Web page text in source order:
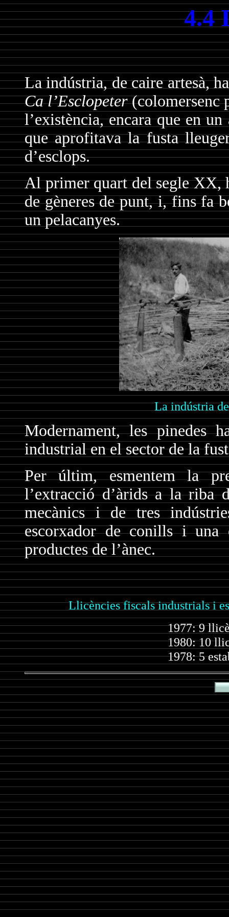
4.4
La indústria, de caire artesà,
Ca l’Esclopeter(colomersenc
l’existència, encara que en
que aprofitava la fusta
d’esclops.
Al primer quart del segle XX,
de gèneres de punt, i, fins fa
un pelacanyes.
La indústria
Modernament, les pinedes
industrial en el sector de la
Per últim, esmentem la
l’extracció d’àrids a la riba
mecànics i de tres
escorxador de conills i una
productes de l’ànec.
Llicències fiscals industrials i
1977: 9
1980: 10
1978: 5